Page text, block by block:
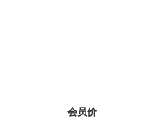
会员价